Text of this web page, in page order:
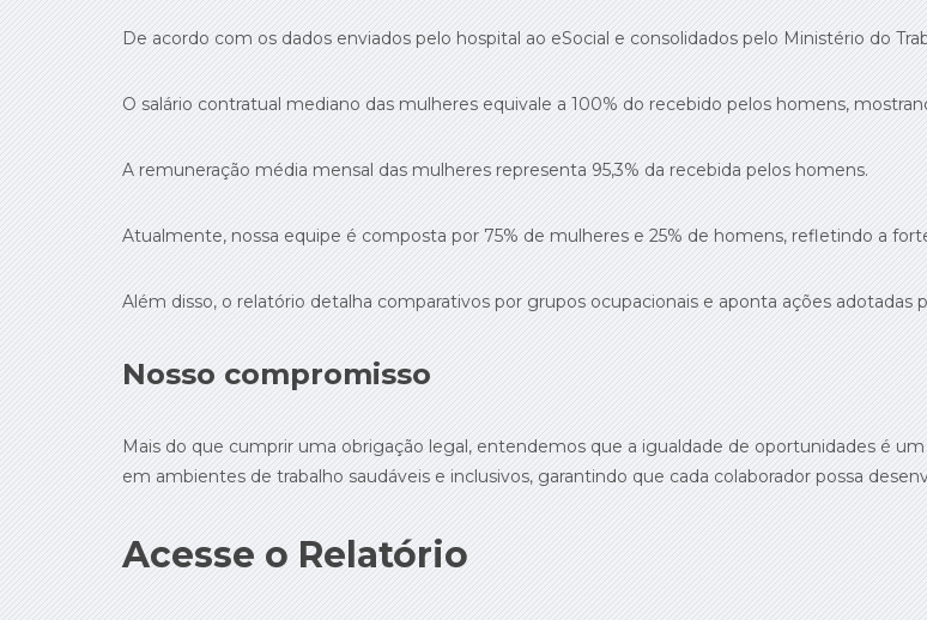
De acordo com os dados enviados pelo hospital ao eSocial e consolidados pelo Ministério do
O salário contratual mediano das mulheres equivale a 100% do recebido pelos homens,
A remuneração média mensal das mulheres representa 95,3% da recebida pelos homens.
Atualmente, nossa equipe é composta por 75% de mulheres e 25% de homens, refletindo a
Além disso, o relatório detalha comparativos por grupos ocupacionais e aponta ações adotadas
Nosso compromisso
Mais do que cumprir uma obrigação legal, entendemos que a igualdade de oportunidades é
em ambientes de trabalho saudáveis e inclusivos, garantindo que cada colaborador possa
Acesse o Relatório